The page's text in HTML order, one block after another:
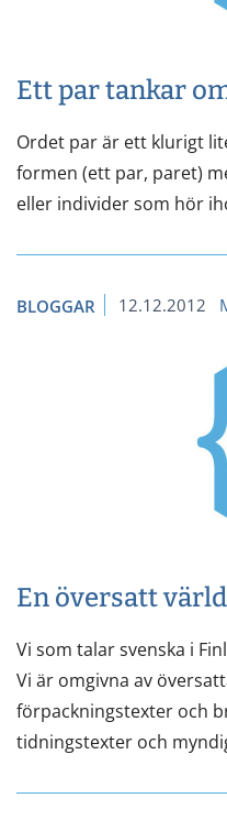
Ett par tankar
Ordet par är ett klurigt
formen (ett par, paret)
eller individer som hör
BLOGGAR 12.12.2012
En översatt värld
Vi som talar svenska i
Vi är omgivna av
förpackningstexter och
tidningstexter och